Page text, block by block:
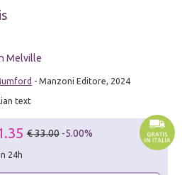
Melville
- Manzoni Editore, 2024
text
€ 33.00 -5.00%
24h